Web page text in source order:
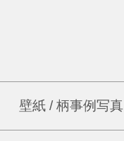
壁紙 / 柄事例写